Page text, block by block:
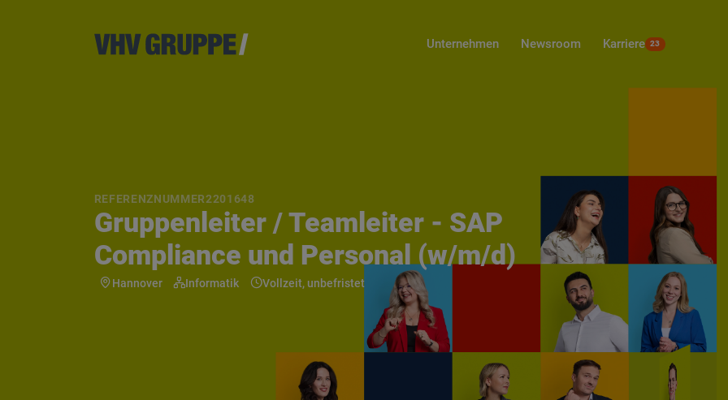
Unternehmen Newsroom Karriere 23
REFERENZNUMMER2201648
Gruppenleiter / Teamleiter - SAP
Compliance und Personal (w/m/d)
Hannover Informatik Vollzeit, unbefristet